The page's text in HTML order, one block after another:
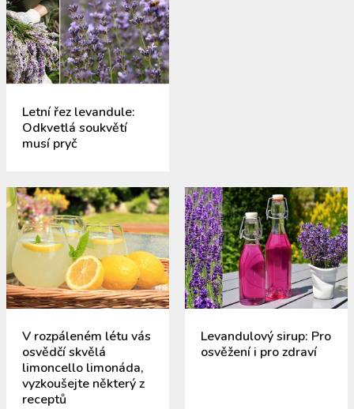
Letní řez levandule:
Odkvetlá soukvětí
musí pryč
V rozpáleném létu vás
osvědčí skvělá
limoncello limonáda,
vyzkoušejte některý z
receptů
Levandulový sirup: Pro
osvěžení i pro zdraví